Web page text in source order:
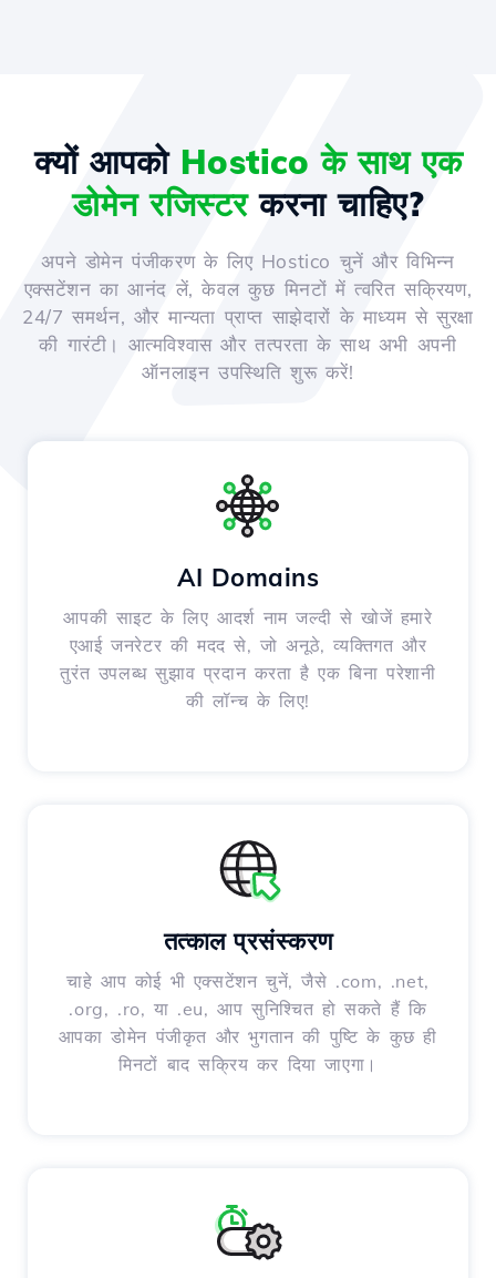
क्यों आपको Hostico के साथ एक
डोमेन रजिस्टरकरना चाहिए?
अपने डोमेन पंजीकरण के लिए Hostico चुनें और विभिन्न
एक्सटेंशन का आनंद लें, केवल कुछ मिनटों में त्वरित सक्रियण,
24/7 समर्थन, और मान्यता प्राप्त साझेदारों के माध्यम से सुरक्षा
की गारंटी। आत्मविश्वास और तत्परता के साथ अभी अपनी
ऑनलाइन उपस्थिति शुरू करें!
AI Domains
आपकी साइट के लिए आदर्श नाम जल्दी से खोजें हमारे
एआई जनरेटर की मदद से, जो अनूठे, व्यक्तिगत और
तुरंत उपलब्ध सुझाव प्रदान करता है एक बिना परेशानी
की लॉन्च के लिए!
तत्काल प्रसंस्करण
चाहे आप कोई भी एक्सटेंशन चुनें, जैसे .com, .net,
.org, .ro, या .eu, आप सुनिश्चित हो सकते हैं कि
आपका डोमेन पंजीकृत और भुगतान की पुष्टि के कुछ ही
मिनटों बाद सक्रिय कर दिया जाएगा।